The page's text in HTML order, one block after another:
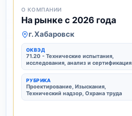
На рынке с 2026 года
г. Хабаровск
ОКВЭД
71.20 - Технические испытания,
исследования, анализ и сертификация
РУБРИКА
Проектирование, Изыскания,
Технический надзор, Охрана труда